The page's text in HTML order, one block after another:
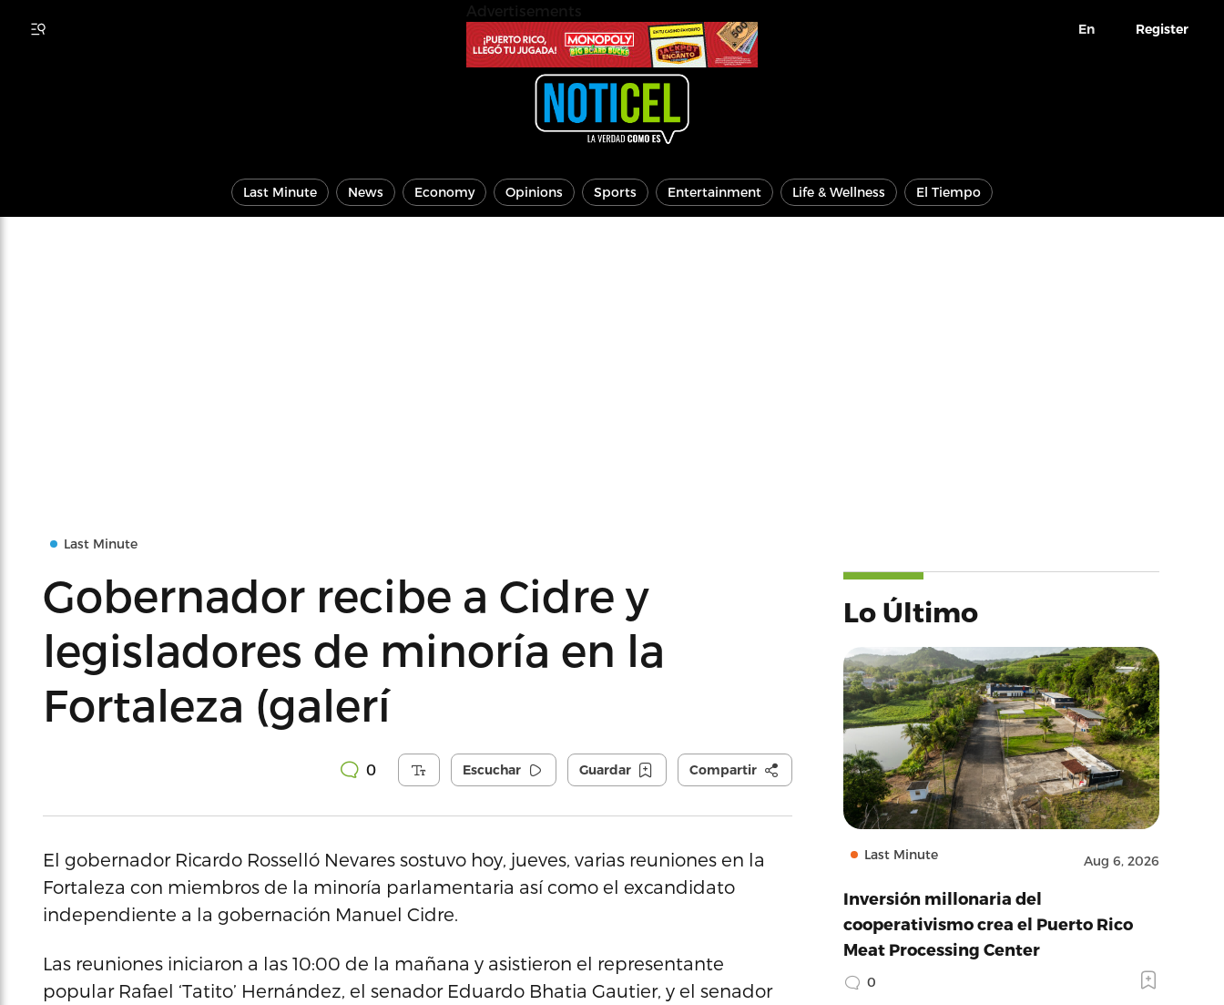
En Register
Last Minute News Economy Opinions Sports Entertainment Life & Wellness El Tiempo
Last Minute
Gobernador recibe a Cidre y
legisladores de minoría en la
Fortaleza (galerí
0 Escuchar Guardar Compartir
El gobernador Ricardo Rosselló Nevares sostuvo hoy, jueves, varias reuniones en la
Fortaleza con miembros de la minoría parlamentaria así como el excandidato
independiente a la gobernación Manuel Cidre.
Las reuniones iniciaron a las 10:00 de la mañana y asistieron el representante
popular Rafael ‘Tatito’ Hernández, el senador Eduardo Bhatia Gautier, y el senador
Lo Último
Last Minute Aug 6, 2026
Inversión millonaria del
cooperativismo crea el Puerto Rico
Meat Processing Center
0